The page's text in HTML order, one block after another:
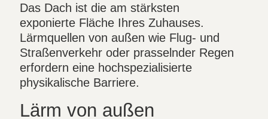
Das Dach ist die am stärksten
exponierte Fläche Ihres Zuhauses.
Lärmquellen von außen wie Flug- und
Straßenverkehr oder prasselnder Regen
erfordern eine hochspezialisierte
physikalische Barriere.
Lärm von außen